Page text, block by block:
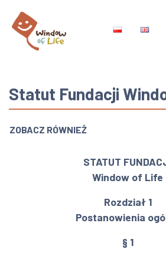
Statut Fundacji
STATUT
Window of Life
Rozdział 1
Postanowienia
§ 1
ZOBACZ RÓWNIEŻ